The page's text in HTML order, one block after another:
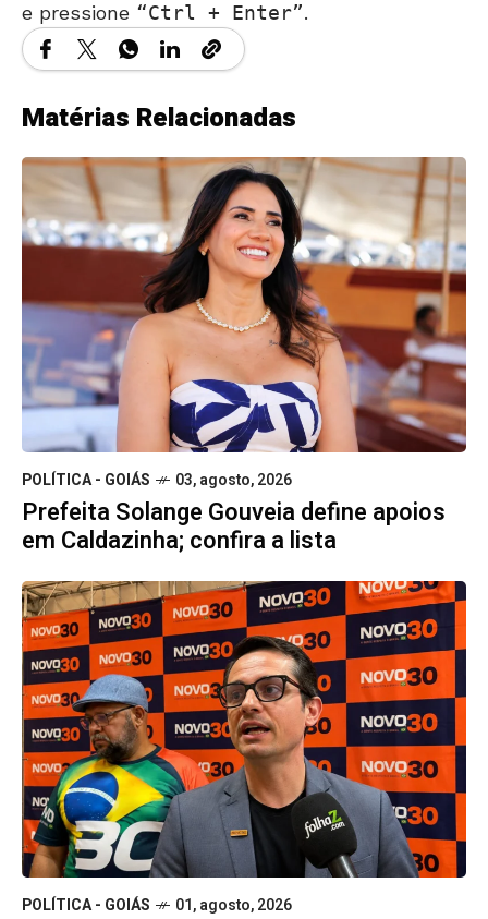
e pressione
Ctrl + Enter .
Matérias Relacionadas
POLÍTICA - GOIÁS 03, agosto, 2026
Prefeita Solange Gouveia define apoios
em Caldazinha; confira a lista
POLÍTICA - GOIÁS 01, agosto, 2026